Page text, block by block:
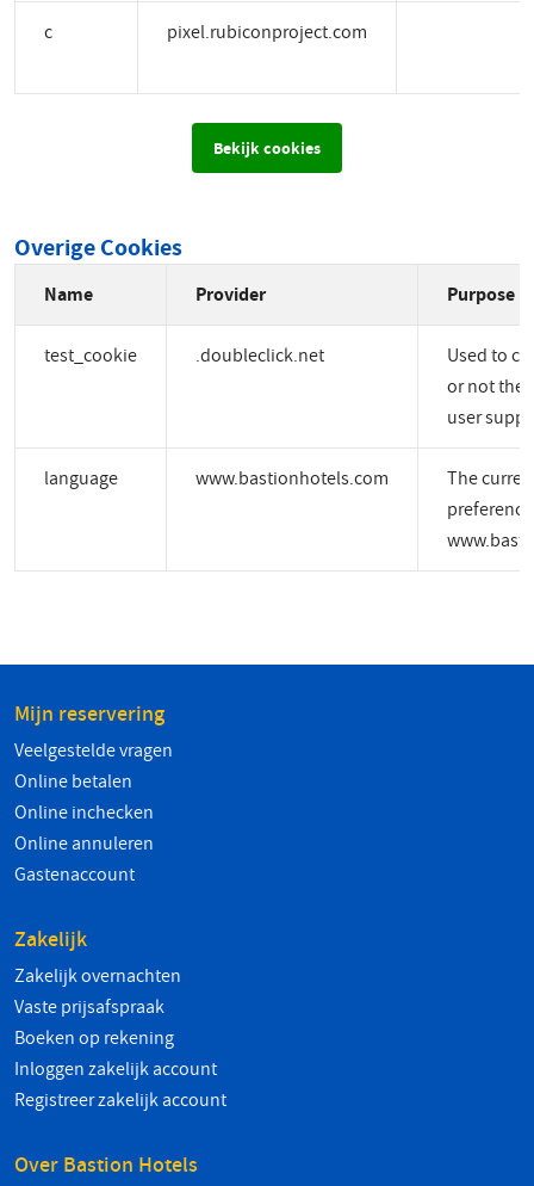
c pixel.rubiconproject.com
Bekijk cookies
Overige Cookies
Name Provider Purpose
test_cookie .doubleclick.net
Used to
or not the
user
language www.bastionhotels.com
The
Mijn reservering
Veelgestelde vragen
Online betalen
Online inchecken
Online annuleren
Gastenaccount
Zakelijk
Zakelijk overnachten
Vaste prijsafspraak
Boeken op rekening
Inloggen zakelijk account
Registreer zakelijk account
Over Bastion Hotels